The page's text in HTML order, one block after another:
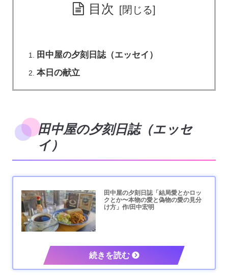
目次
田中屋の夕刻日誌（エッセイ）
本日の献立
田中屋の夕刻日誌（エッセ
イ）
田中屋の夕刻日誌「結局愛とかロッ
クとか〜本物の愛と偽物の愛の見分
け方」作/田中宏明